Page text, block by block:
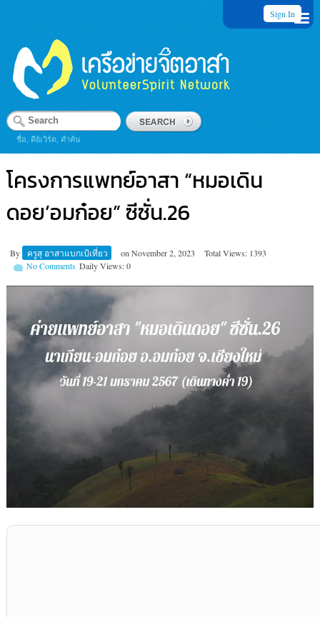
Sign In
ชื่อ, คีย์เวิร์ด, คำค้น
โครงการแพทย์​อาสา​ “หมอเดิน​
ดอย’อมก๋อย​” ซีซั่น.26
By ครูสุ อาสาแบกเป้เที่ยว on November 2, 2023
Total Views: 1393
Daily Views: 0
No Comments